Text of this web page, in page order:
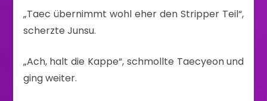
„Taec übernimmt wohl eher den Stripper Teil“,
scherzte Junsu.
„Ach, halt die Kappe“, schmollte Taecyeon und
ging weiter.